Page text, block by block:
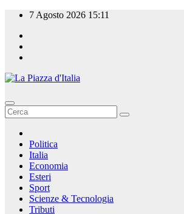
Salta
contenuto
7 Agosto 2026 15:11
Politica
Italia
Economia
Esteri
Sport
Scienze & Tecnologia
Tributi